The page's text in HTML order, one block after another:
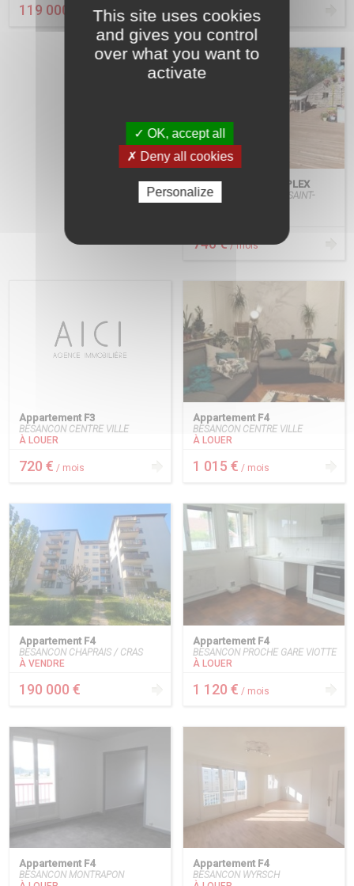
119 000 € 530 €/ mois
Appartement F2 DUPLEX
BESANCON QUARTIER SAINT-
740 €/ mois
Appartement F3
BESANCON CENTRE VILLE
À LOUER
720 € / mois
Appartement F4
BESANCON CENTRE VILLE
À LOUER
1 015 € / mois
Appartement F4
BESANCON CHAPRAIS / CRAS
À VENDRE
190 000 €
Appartement F4
BESANCON PROCHE GARE VIOTTE
À LOUER
1 120 € / mois
Appartement F4
BESANCON MONTRAPON
Appartement F4
BESANCON WYRSCH
This site uses cookies
and gives you control
over what you want to
activate
✓ OK, accept all
✗ Deny all cookies
Personalize